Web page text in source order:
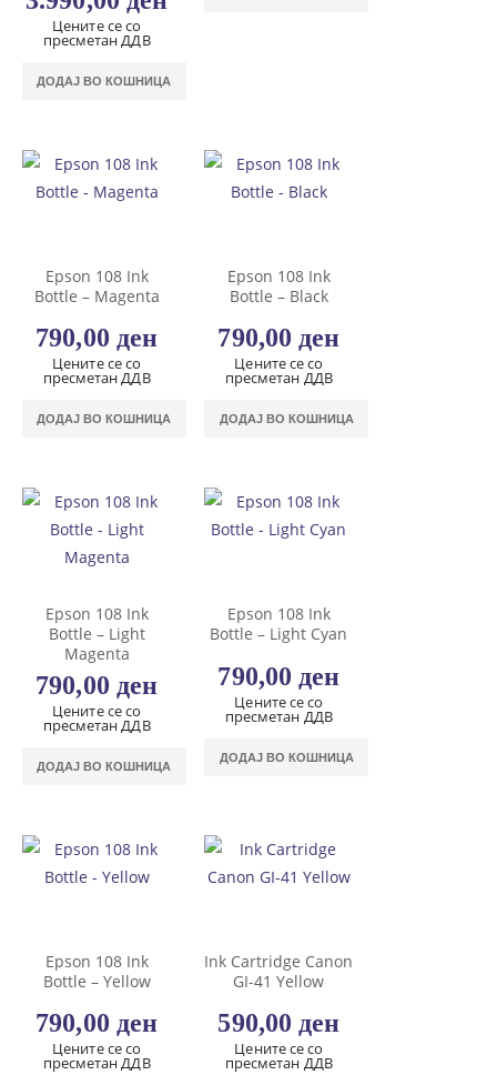
Цените се со
пресметан ДДВ
ДОДАЈ ВО КОШНИЦА
Epson 108 Ink
Bottle – Magenta
790,00 ден
Цените се со
пресметан ДДВ
ДОДАЈ ВО КОШНИЦА
Epson 108 Ink
Bottle – Black
790,00ден
Цените се со
пресметан ДДВ
ДОДАЈ ВО КОШНИЦА
Epson 108 Ink
Bottle – Light
Magenta
790,00 ден
Цените се со
пресметан ДДВ
ДОДАЈ ВО КОШНИЦА
Epson 108 Ink
Bottle – Light Cyan
790,00 ден
Цените се со
пресметан ДДВ
ДОДАЈ ВО КОШНИЦА
Epson 108 Ink
Bottle – Yellow
790,00 ден
Цените се со
пресметан ДДВ
Ink Cartridge Canon
GI-41 Yellow
590,00ден
Цените се со
пресметан ДДВ